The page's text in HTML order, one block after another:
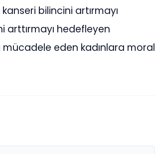
bilincini artırmayı
arttırmayı hedefleyen
eden kadınlara moral